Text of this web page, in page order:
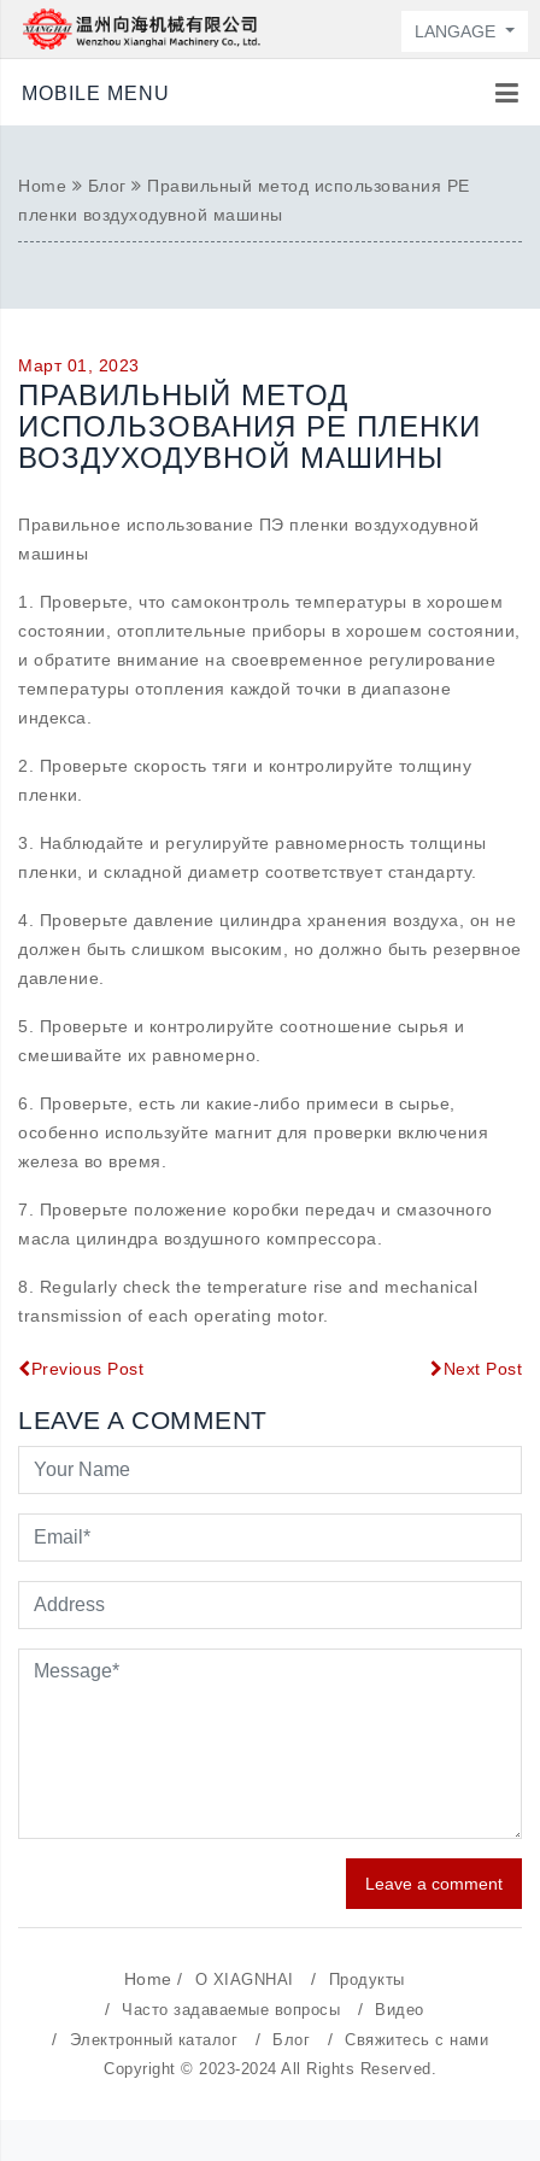
LANGAGE
MOBILE MENU
Home Блог
Правильный метод использования PE
пленки воздуходувной машины
Март 01, 2023
ПРАВИЛЬНЫЙ МЕТОД
ИСПОЛЬЗОВАНИЯ PE ПЛЕНКИ
ВОЗДУХОДУВНОЙ МАШИНЫ
Правильное использование ПЭ пленки воздуходувной
машины
1. Проверьте, что самоконтроль температуры в хорошем
состоянии, отоплительные приборы в хорошем состоянии,
и обратите внимание на своевременное регулирование
температуры отопления каждой точки в диапазоне
индекса.
2. Проверьте скорость тяги и контролируйте толщину
пленки.
3. Наблюдайте и регулируйте равномерность толщины
пленки, и складной диаметр соответствует стандарту.
4. Проверьте давление цилиндра хранения воздуха, он не
должен быть слишком высоким, но должно быть резервное
давление.
5. Проверьте и контролируйте соотношение сырья и
смешивайте их равномерно.
6. Проверьте, есть ли какие-либо примеси в сырье,
особенно используйте магнит для проверки включения
железа во время.
7. Проверьте положение коробки передач и смазочного
масла цилиндра воздушного компрессора.
8. Regularly check the temperature rise and mechanical
transmission of each operating motor.
Previous Post Next Post
LEAVE A COMMENT
Leave a comment
Home / О XIAGNHAI / Продукты
/ Часто задаваемые вопросы / Видео
/ Электронный каталог / Блог /
Свяжитесь с нами
Copyright © 2023-2024 All Rights Reserved.